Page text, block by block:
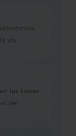
vía
las bases
del